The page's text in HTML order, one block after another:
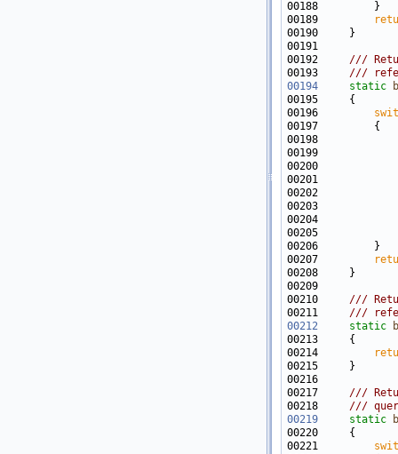
00189
00191
00192
///
00193
///
00194
static
00196
00198
00199
00200
00201
00202
00204
00207
00209
00210
///
00211
///
00212
static
00214
00216
00217
///
00218
///
00219
static
00221